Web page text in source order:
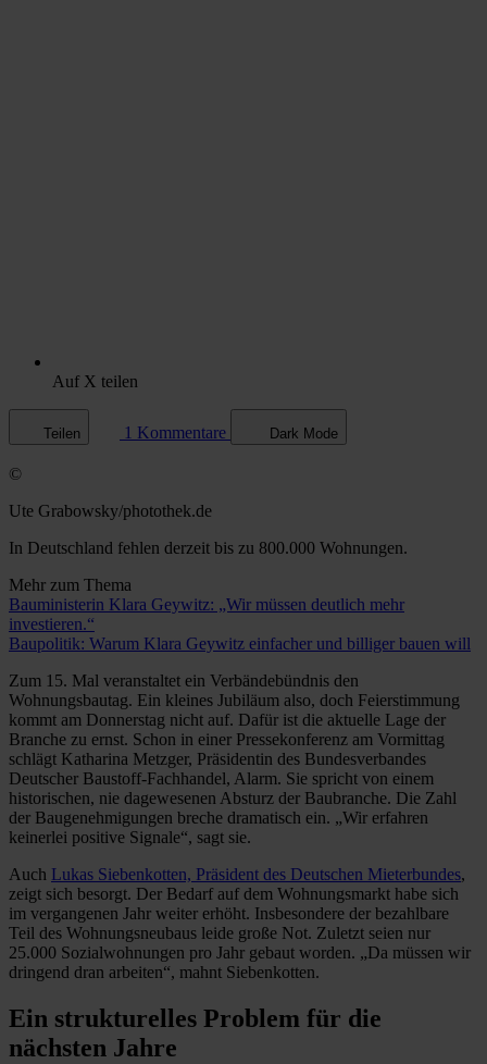
Auf X teilen
Teilen 1 Kommentare Dark Mode
©
Ute Grabowsky/photothek.de
In Deutschland fehlen derzeit bis zu 800.000 Wohnungen.
Mehr zum Thema
Bauministerin Klara Geywitz: „Wir müssen deutlich mehr
investieren.“
Baupolitik: Warum Klara Geywitz einfacher und billiger bauen will
Zum 15. Mal veranstaltet ein Verbändebündnis den
Wohnungsbautag. Ein kleines Jubiläum also, doch Feierstimmung
kommt am Donnerstag nicht auf. Dafür ist die aktuelle Lage der
Branche zu ernst. Schon in einer Pressekonferenz am Vormittag
schlägt Katharina Metzger, Präsidentin des Bundesverbandes
Deutscher Baustoff-Fachhandel, Alarm. Sie spricht von einem
historischen, nie dagewesenen Absturz der Baubranche. Die Zahl
der Baugenehmigungen breche dramatisch ein. „Wir erfahren
keinerlei positive Signale“, sagt sie.
Auch Lukas Siebenkotten, Präsident des Deutschen Mieterbundes,
zeigt sich besorgt. Der Bedarf auf dem Wohnungsmarkt habe sich
im vergangenen Jahr weiter erhöht. Insbesondere der bezahlbare
Teil des Wohnungsneubaus leide große Not. Zuletzt seien nur
25.000 Sozialwohnungen pro Jahr gebaut worden. „Da müssen wir
dringend dran arbeiten“, mahnt Siebenkotten.
Ein strukturelles Problem für die
nächsten Jahre